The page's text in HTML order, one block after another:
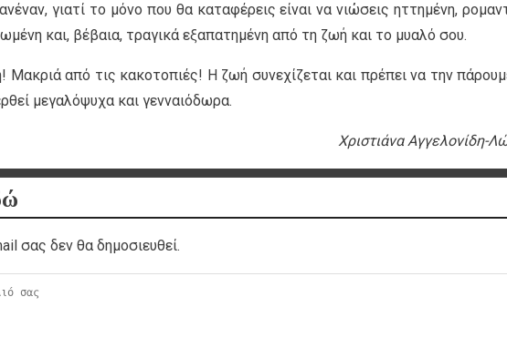
γιατί το μόνο που θα καταφέρεις είναι να νιώσεις ηττημένη,
και, βέβαια, τραγικά εξαπατημένη από τη ζωή και το μυαλό σου.
Μακριά από τις κακοτοπιές! Η ζωή συνεχίζεται και πρέπει να την
μεγαλόψυχα και γενναιόδωρα.
Χριστιάνα Αγγελονίδη-
σας δεν θα δημοσιευθεί.